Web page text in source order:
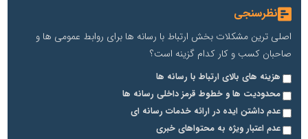
نظرسنجی
اصلی ترین مشکلات بخش ارتباط با رسانه ها برای روابط عمومی ها و
صاحبان کسب و کار کدام گزینه است؟
هزینه های بالای ارتباط با رسانه ها
محدودیت ها و خطوط قرمز داخلی رسانه ها
عدم داشتن ایده در ارائه خدمات رسانه ای
عدم اعتبار ویژه به محتواهای خبری